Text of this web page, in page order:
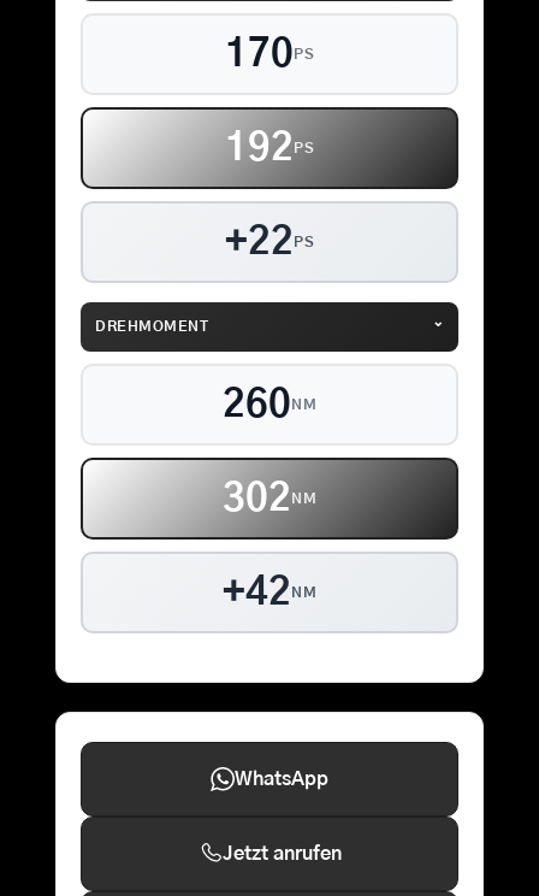
170 PS
192 PS
+22 PS
DREHMOMENT ⌄
260 NM
302 NM
+42 NM
WhatsApp
Jetzt anrufen